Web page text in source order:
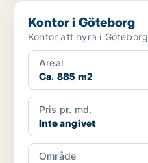
Kontor i Göteborg
Kontor i Göteborg
Kontor att hyra i Göteborg
Areal
Ca. 885 m2
Pris pr. md.
Inte angivet
Område